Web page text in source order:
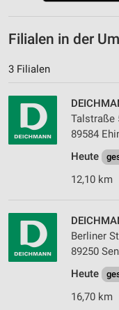
Filialen in der
3 Filialen
Talstraße
89584
Heute
12,10 km
Berliner
89250
Heute
16,70 km